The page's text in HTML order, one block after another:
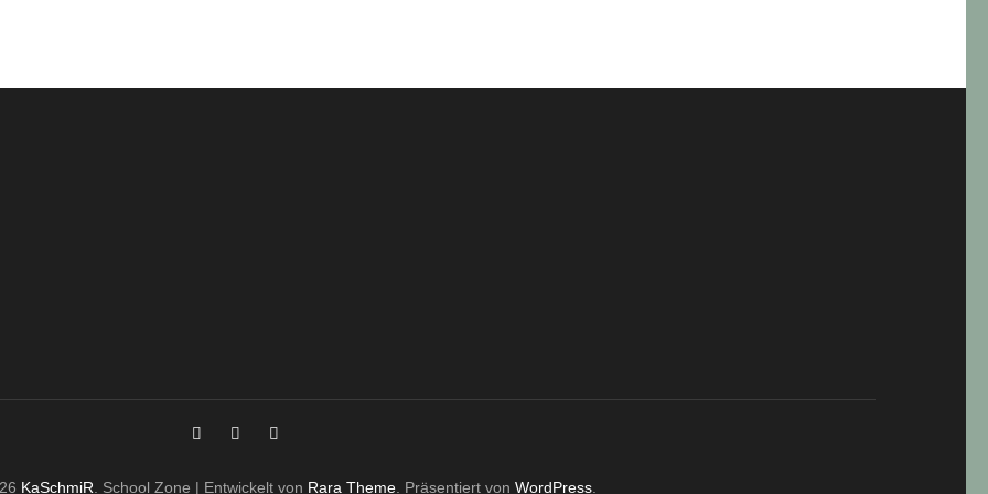
KaSchmiR School Zone | Entwickelt von Rara Theme. Präsentiert von WordPress.